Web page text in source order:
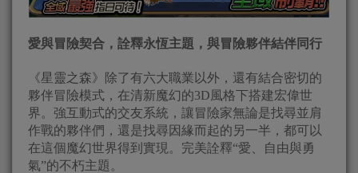
愛與冒險契合，詮釋永恆主題，與冒險夥伴結伴同行
《星靈之森》除了有六大職業以外，還有結合密切的
夥伴冒險模式，在清新魔幻的3D風格下搭建宏偉世
界。強互動式的交友系統，讓冒險家無論是找尋並肩
作戰的夥伴們，還是找尋因緣而起的另一半，都可以
在這個魔幻世界得到實現。完美詮釋“愛、自由與勇
氣”的不朽主題。